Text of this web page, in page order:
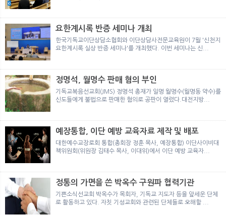
요한계시록 반증 세미나 개최
한국기독교이단상담소협회와 이단상담사전문교육원이 7월 '신천지
요한계시록 실상 반증 세미나'를 개최했다. 이번 세미나는 신...
정명석, 월명수 판매 혐의 부인
기독교복음선교회(JMS) 정명석 총재가 일명 월명수(월명동 약수)를
신도들에게 불법으로 판매한 혐의로 공판이 열렸다.대전지방...
예장통합, 이단 예방 교육자료 제작 및 배포
대한예수교장로회 통합(총회장 정훈 목사, 예장통합) 이단사이비대
책위원회(위원장 김태수 목사, 이대위)에서 이단 예방 교육자...
정통의 가면을 쓴 박옥수 구원파 협력기관
기쁜소식선교회 박옥수가 목회자, 기독교 지도자 등을 앞세운 단체
로 활동하고 있다. 자칫 기성교회와 관련된 단체들로 오해할 ...